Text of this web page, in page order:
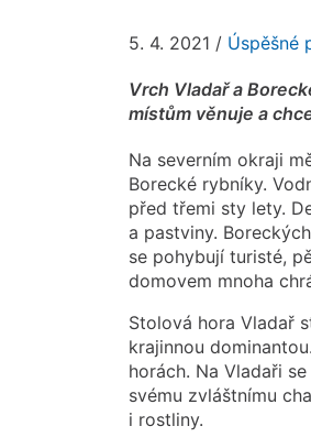
5. 4. 2021 / Úspěšné
Vrch Vladař a
místům věnuje a
Na severním okraji
Borecké rybníky.
před třemi sty lety.
a pastviny.
se pohybují turisté,
domovem mnoha
Stolová hora Vladař
krajinnou
horách. Na Vladaři
svému zvláštnímu
i rostliny.